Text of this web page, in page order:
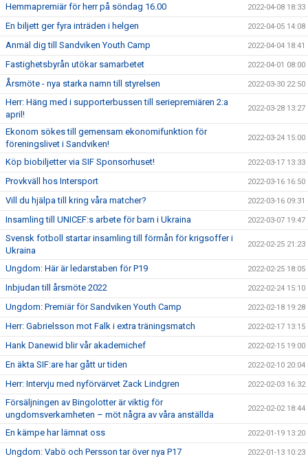
Hemmapremiär för herr på söndag 16.00 2022-04-08 18:33
En biljett ger fyra inträden i helgen 2022-04-05 14:08
Anmäl dig till Sandviken Youth Camp 2022-04-04 18:41
Fastighetsbyrån utökar samarbetet 2022-04-01 08:00
Årsmöte - nya starka namn till styrelsen 2022-03-30 22:50
Herr: Häng med i supporterbussen till seriepremiären 2:a
april!
2022-03-28 13:27
Ekonom sökes till gemensam ekonomifunktion för
föreningslivet i Sandviken!
2022-03-24 15:00
Köp biobiljetter via SIF Sponsorhuset! 2022-03-17 13:33
Provkväll hos Intersport 2022-03-16 16:50
Vill du hjälpa till kring våra matcher? 2022-03-16 09:31
Insamling till UNICEF:s arbete för barn i Ukraina 2022-03-07 19:47
Svensk fotboll startar insamling till förmån för krigsoffer i
Ukraina
2022-02-25 21:23
Ungdom: Här är ledarstaben för P19 2022-02-25 18:05
Inbjudan till årsmöte 2022 2022-02-24 15:10
Ungdom: Premiär för Sandviken Youth Camp 2022-02-18 19:28
Herr: Gabrielsson mot Falk i extra träningsmatch 2022-02-17 13:15
Hank Danewid blir vår akademichef 2022-02-15 19:00
En äkta SIF:are har gått ur tiden 2022-02-10 20:04
Herr: Intervju med nyförvärvet Zack Lindgren 2022-02-03 16:32
Försäljningen av Bingolotter är viktig för
ungdomsverkamheten – möt några av våra anställda
2022-02-02 18:44
En kämpe har lämnat oss 2022-01-19 13:20
Ungdom: Vabö och Persson tar över nya P17 2022-01-13 10:23